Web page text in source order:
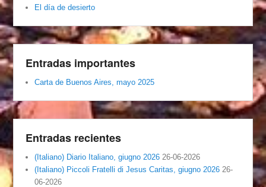
El día de desierto
Entradas importantes
Carta de Buenos Aires, mayo 2025
Entradas recientes
(Italiano) Diario Italiano, giugno 2026 26-06-2026
(Italiano) Piccoli Fratelli di Jesus Caritas, giugno 2026 26-
06-2026